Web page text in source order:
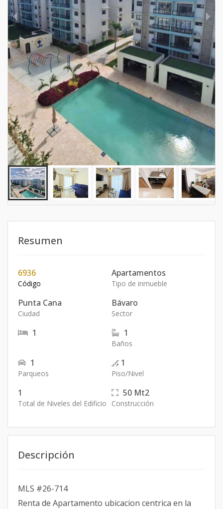
Resumen
6936
Código
Apartamentos
Tipo de inmueble
Punta Cana
Ciudad
Bávaro
Sector
1 1
Baños
1
Parqueos
1
Piso/Nivel
1
Total de Niveles del Edificio
50 Mt2
Construcción
Descripción
MLS #26-714
Renta de Apartamento ubicacion centrica en la